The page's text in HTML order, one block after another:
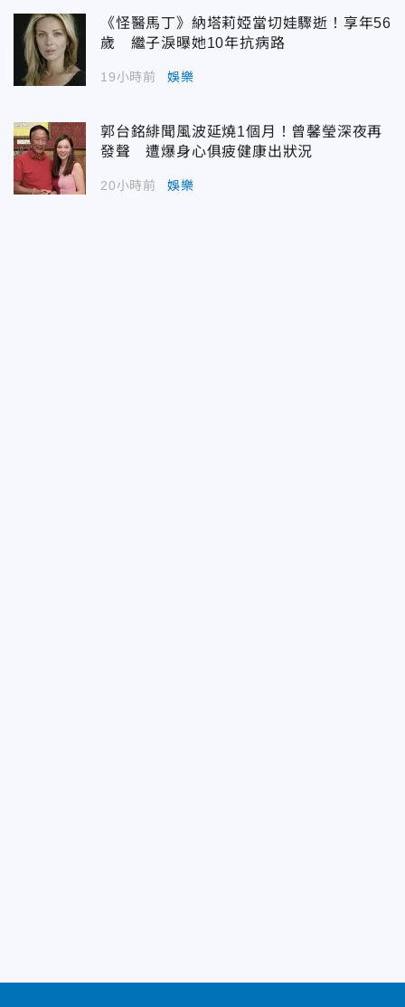
《怪醫馬丁》納塔莉婭當切娃驟逝！享年56
歲 繼子淚曝她10年抗病路
19小時前 娛樂
郭台銘緋聞風波延燒1個月！曾馨瑩深夜再
發聲 遭爆身心俱疲健康出狀況
20小時前 娛樂